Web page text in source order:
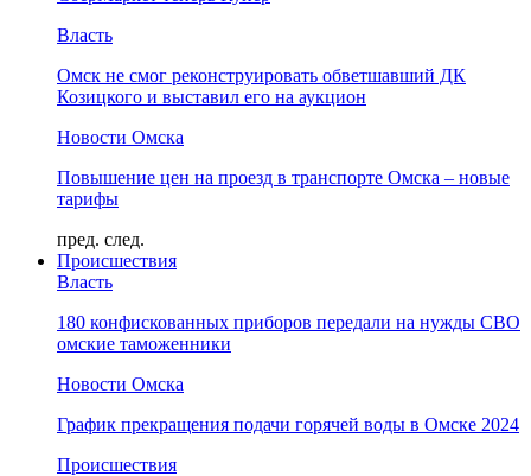
Власть
Омск не смог реконструировать обветшавший ДК
Козицкого и выставил его на аукцион
Новости Омска
Повышение цен на проезд в транспорте Омска – новые
тарифы
пред. след.
Происшествия
Власть
180 конфискованных приборов передали на нужды СВО
омские таможенники
Новости Омска
График прекращения подачи горячей воды в Омске 2024
Происшествия